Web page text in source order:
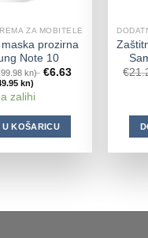
ZA MOBITELE
prozirna
Note 10
kn) €6.63
kn)
zalihi
KOŠARICU
€